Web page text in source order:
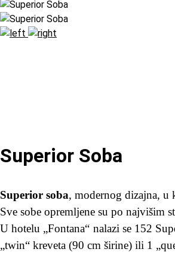
Superior Soba
Superior soba, modernog dizajna, u
Sve sobe opremljene su po najvišim
U hotelu „Fontana“ nalazi se 152
„twin“ kreveta (90 cm širine) ili 1